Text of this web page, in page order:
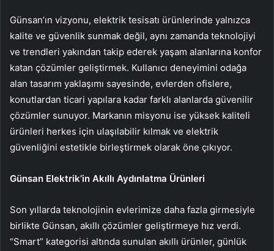
Günsan’ın vizyonu, elektrik tesisatı ürünlerinde yalnızca
kalite ve güvenlik sunmak değil, aynı zamanda teknolojiyi
ve trendleri yakından takip ederek yaşam alanlarına konfor
katan çözümler geliştirmek. Kullanıcı deneyimini odağa
alan tasarım yaklaşımı sayesinde, evlerden ofislere,
konutlardan ticari yapılara kadar farklı alanlarda güvenilir
çözümler sunuyor. Markanın misyonu ise yüksek kaliteli
ürünleri herkes için ulaşılabilir kılmak ve elektrik
güvenliğini estetikle birleştirmek olarak öne çıkıyor.
Günsan Elektrik’in Akıllı Aydınlatma Ürünleri
Son yıllarda teknolojinin evlerimize daha fazla girmesiyle
birlikte Günsan, akıllı çözümler geliştirmeye hız verdi.
“Smart” kategorisi altında sunulan akıllı ürünler, günlük